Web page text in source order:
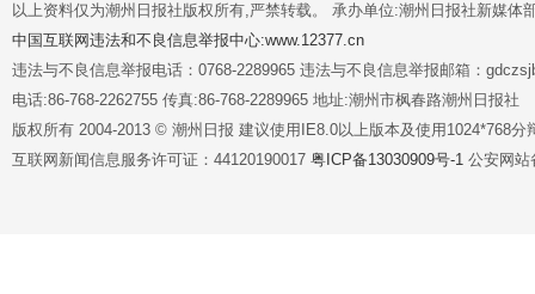
以上资料仅为潮州日报社版权所有,严禁转载。 承办单位:潮州日报社新媒体
中国互联网违法和不良信息举报中心:www.12377.cn
违法与不良信息举报电话：0768-2289965 违法与不良信息举报邮箱：
电话:86-768-2262755 传真:86-768-2289965 地址:潮州市枫春路潮州日报社
版权所有 2004-2013 © 潮州日报 建议使用IE8.0以上版本及使用1024*768分
互联网新闻信息服务许可证：44120190017 粤ICP备13030909号-1 公安网站